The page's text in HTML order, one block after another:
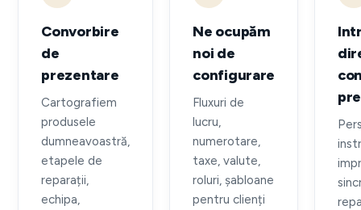
Convorbire
de
prezentare
Cartografiem
produsele
dumneavoastră,
etapele de
reparații,
echipa,
Ne ocupăm
noi de
configurare
Fluxuri de
lucru,
numerotare,
taxe, valute,
roluri, șabloane
pentru clienți